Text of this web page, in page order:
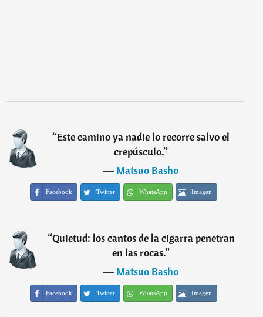
“Este camino ya nadie lo recorre salvo el
crepúsculo.”
―Matsuo Basho
Facebook Twitter WhatsApp Imagen
“Quietud: los cantos de la cigarra penetran
en las rocas.”
―Matsuo Basho
Facebook Twitter WhatsApp Imagen